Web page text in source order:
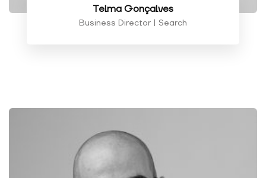
Telma Gonçalves
Business Director | Search